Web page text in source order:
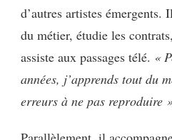
d’autres artistes émergents.
du métier, étudie les
assiste aux passages télé. «
années, j’apprends tout du
erreurs à ne pas reproduire